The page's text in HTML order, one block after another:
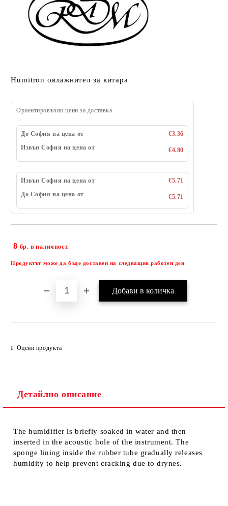
Humitron овлажнител за китара
Ориентировъчни цени за доставка
До София на цена от
€3.36
Извън София на цена от
€4.80
Извън София на цена от
€5.71
До София на цена от
€5.71
8 бр. в наличност.
Продуктът може да бъде доставен на следващия работен ден
Оцени продукта
Детайлно описание
The humidifier is briefly soaked in water and then
inserted in the acoustic hole of the instrument. The
sponge lining inside the rubber tube gradually releases
humidity to help prevent cracking due to drynes.